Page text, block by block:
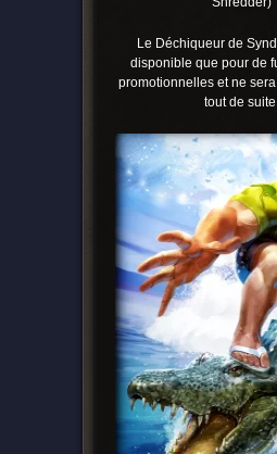
Le Déchiqueur de
disponible que pour de
promotionnelles et ne
tout de